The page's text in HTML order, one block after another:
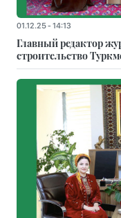
01.12.25 - 14:13
Главный редактор
строительство